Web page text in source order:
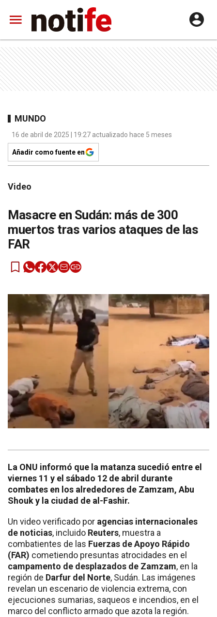
MUNDO
16 de abril de 2025 | 19:27 actualizado hace 5 meses
Añadir como fuente en
Video
Masacre en Sudán: más de 300
muertos tras varios ataques de las
FAR
La ONU informó que la matanza sucedió entre el
viernes 11 y el sábado 12 de abril durante
combates en los alrededores de Zamzam, Abu
Shouk y la ciudad de al-Fashir.
Un video verificado por agencias internacionales
de noticias, incluido Reuters, muestra a
combatientes de las Fuerzas de Apoyo Rápido
(FAR) cometiendo presuntas atrocidades en el
campamento de desplazados de Zamzam, en la
región de Darfur del Norte, Sudán. Las imágenes
revelan un escenario de violencia extrema, con
ejecuciones sumarias, saqueos e incendios, en el
marco del conflicto armado que azota la región.